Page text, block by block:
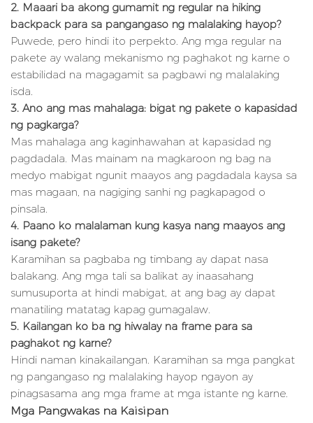
2. Maaari ba akong gumamit ng regular na hiking
backpack para sa pangangaso ng malalaking hayop?
Puwede, pero hindi ito perpekto. Ang mga regular na
pakete ay walang mekanismo ng paghakot ng karne o
estabilidad na magagamit sa pagbawi ng malalaking
isda.
3. Ano ang mas mahalaga: bigat ng pakete o kapasidad
ng pagkarga?
Mas mahalaga ang kaginhawahan at kapasidad ng
pagdadala. Mas mainam na magkaroon ng bag na
medyo mabigat ngunit maayos ang pagdadala kaysa sa
mas magaan, na nagiging sanhi ng pagkapagod o
pinsala.
4. Paano ko malalaman kung kasya nang maayos ang
isang pakete?
Karamihan sa pagbaba ng timbang ay dapat nasa
balakang. Ang mga tali sa balikat ay inaasahang
sumusuporta at hindi mabigat, at ang bag ay dapat
manatiling matatag kapag gumagalaw.
5. Kailangan ko ba ng hiwalay na frame para sa
paghakot ng karne?
Hindi naman kinakailangan. Karamihan sa mga pangkat
ng pangangaso ng malalaking hayop ngayon ay
pinagsasama ang mga frame at mga istante ng karne.
Mga Pangwakas na Kaisipan